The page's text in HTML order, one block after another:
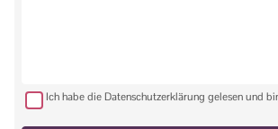
Ich habe die Datenschutzerklärung gelesen und